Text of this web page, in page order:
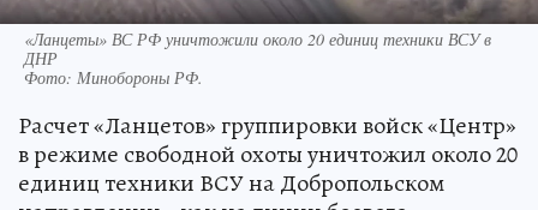
«Ланцеты» ВС РФ уничтожили около 20 единиц техники ВСУ в
ДНР
Фото: Минобороны РФ.
Расчет «Ланцетов» группировки войск «Центр»
в режиме свободной охоты уничтожил около 20
единиц техники ВСУ на Добропольском